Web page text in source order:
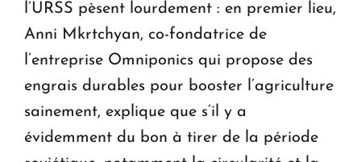
l’URSS pèsent lourdement : en premier lieu,
Anni Mkrtchyan, co-fondatrice de
l’entreprise Omniponics qui propose des
engrais durables pour booster l’agriculture
sainement, explique que s’il y a
évidemment du bon à tirer de la période